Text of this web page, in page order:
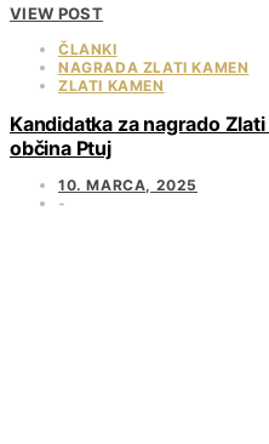
VIEW POST
ČLANKI
NAGRADA ZLATI KAMEN
ZLATI KAMEN
Kandidatka za nagrado
občina Ptuj
10. MARCA, 2025